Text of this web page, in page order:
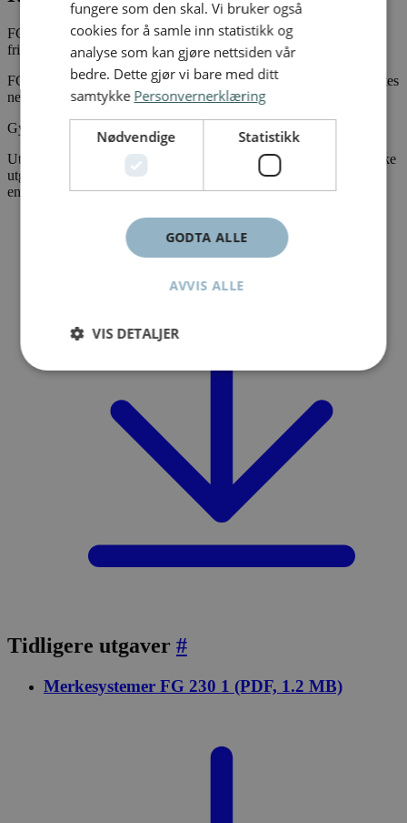
FG-regler for tyverimerking og registrering av kjøretøy og
fritidsbåter
FG-230:3 Sertifisering og godkjenning av merkesystemer kan lastes
ned under.
Gyldig i fra 1. mars 2022.
Utgave 1 og 2 er ikke skilt med versjonsnummer. Derfor finnes ikke
utgave 2 publisert. Eneste forskjell er ny mal i forbindelse med
ending i organisasjon.
FG-230:3 Merkesystemer.pdf (PDF)
Tidligere utgaver #
Merkesystemer FG 230 1 (PDF, 1.2 MB)
fungere som den skal. Vi bruker også
cookies for å samle inn statistikk og
analyse som kan gjøre nettsiden vår
bedre. Dette gjør vi bare med ditt
samtykke Personvernerklæring
Nødvendige Statistikk
GODTA ALLE
AVVIS ALLE
VIS DETALJER